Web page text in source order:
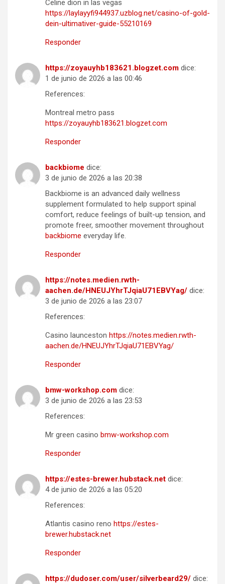
Celine dion in las vegas
https://laylayyfi944937.uzblog.net/casino-of-gold-
dein-ultimativer-guide-55210169
Responder
https://zoyauyhb183621.blogzet.com dice:
1 de junio de 2026 a las 00:46
References:
Montreal metro pass
https://zoyauyhb183621.blogzet.com
Responder
backbiome dice:
3 de junio de 2026 a las 20:38
Backbiome is an advanced daily wellness
supplement formulated to help support spinal
comfort, reduce feelings of built-up tension, and
promote freer, smoother movement throughout
backbiome everyday life.
Responder
https://notes.medien.rwth-
aachen.de/HNEUJYhrTJqiaU71EBVYag/ dice:
3 de junio de 2026 a las 23:07
References:
Casino launceston https://notes.medien.rwth-
aachen.de/HNEUJYhrTJqiaU71EBVYag/
Responder
bmw-workshop.com dice:
3 de junio de 2026 a las 23:53
References:
Mr green casino bmw-workshop.com
Responder
https://estes-brewer.hubstack.net dice:
4 de junio de 2026 a las 05:20
References:
Atlantis casino reno https://estes-
brewer.hubstack.net
Responder
https://dudoser.com/user/silverbeard29/ dice: